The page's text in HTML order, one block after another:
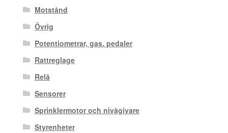
Motstånd
Övrig
Potentiometrar, gas. pedaler
Rattreglage
Relä
Sensorer
Sprinklermotor och nivågivare
Styrenheter